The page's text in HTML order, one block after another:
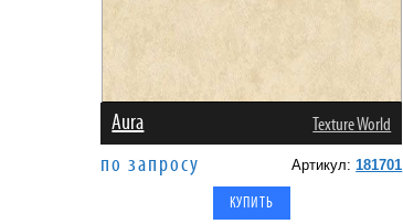
Aura Texture World
по запросу Артикул:181701